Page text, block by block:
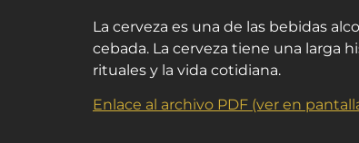
La cerveza es una de las bebidas
cebada. La cerveza tiene una larga
rituales y la vida cotidiana.
Enlace al archivo PDF (ver en